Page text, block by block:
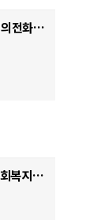
<26.06.12> 2026년도 한국생명의전화연맹 정기총회
<26.06.04> 2026년도 제3차 사회복지현장실습 종결식